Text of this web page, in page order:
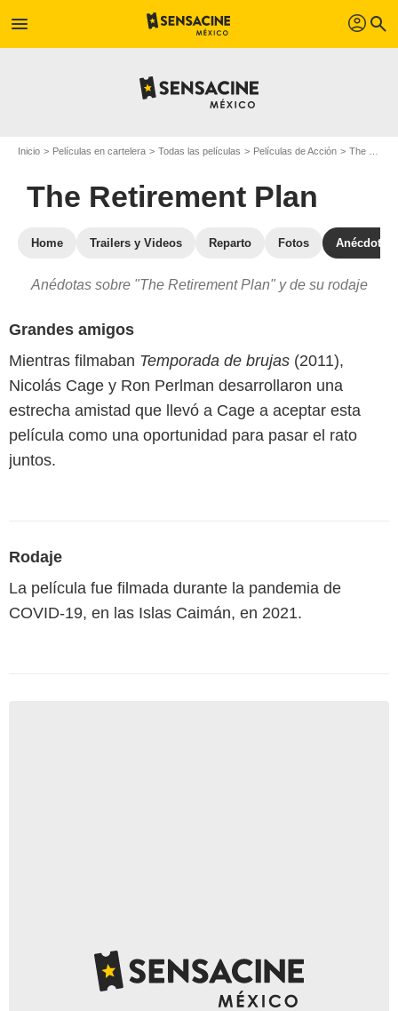
menu profil search
Inicio Películas en cartelera Todas las películas Películas de Acción The Retirement Plan
The Retirement Plan
Home Trailers y Videos Reparto Fotos Anécdotas
Anédotas sobre "The Retirement Plan" y de su rodaje
Grandes amigos
Mientras filmaban Temporada de brujas (2011),
Nicolás Cage y Ron Perlman desarrollaron una
estrecha amistad que llevó a Cage a aceptar esta
película como una oportunidad para pasar el rato
juntos.
Rodaje
La película fue filmada durante la pandemia de
COVID-19, en las Islas Caimán, en 2021.